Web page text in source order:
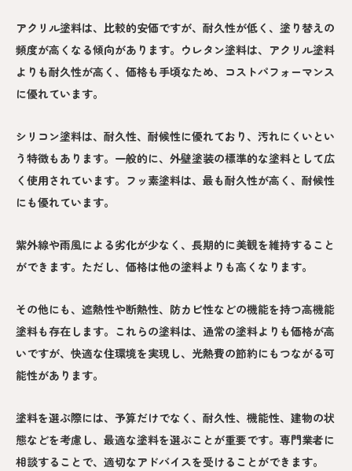
アクリル塗料は、比較的安価ですが、耐久性が低く、塗り替えの
頻度が高くなる傾向があります。ウレタン塗料は、アクリル塗料
よりも耐久性が高く、価格も手頃なため、コストパフォーマンス
に優れています。
シリコン塗料は、耐久性、耐候性に優れており、汚れにくいとい
う特徴もあります。一般的に、外壁塗装の標準的な塗料として広
く使用されています。フッ素塗料は、最も耐久性が高く、耐候性
にも優れています。
紫外線や雨風による劣化が少なく、長期的に美観を維持すること
ができます。ただし、価格は他の塗料よりも高くなります。
その他にも、遮熱性や断熱性、防カビ性などの機能を持つ高機能
塗料も存在します。これらの塗料は、通常の塗料よりも価格が高
いですが、快適な住環境を実現し、光熱費の節約にもつながる可
能性があります。
塗料を選ぶ際には、予算だけでなく、耐久性、機能性、建物の状
態などを考慮し、最適な塗料を選ぶことが重要です。専門業者に
相談することで、適切なアドバイスを受けることができます。